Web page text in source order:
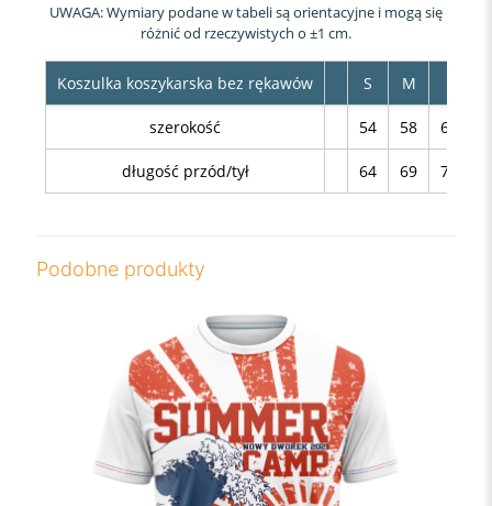
UWAGA: Wymiary podane w tabeli są orientacyjne i mogą się
różnić od rzeczywistych o ±1 cm.
Koszulka koszykarska bez rękawów S M
szerokość 54 58 60
długość przód/tył 64 69 74
Podobne produkty